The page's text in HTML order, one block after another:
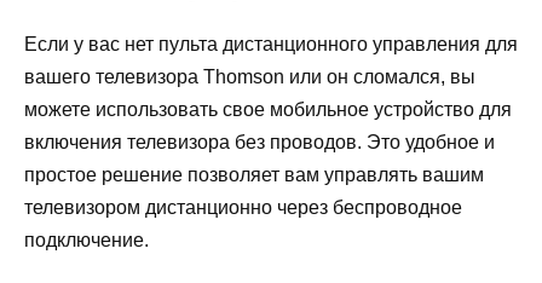
Если у вас нет пульта дистанционного управления для
вашего телевизора Thomson или он сломался, вы
можете использовать свое мобильное устройство для
включения телевизора без проводов. Это удобное и
простое решение позволяет вам управлять вашим
телевизором дистанционно через беспроводное
подключение.